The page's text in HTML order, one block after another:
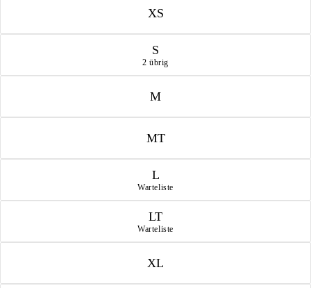
XS
S
2 übrig
M
MT
L
Warteliste
LT
Warteliste
XL